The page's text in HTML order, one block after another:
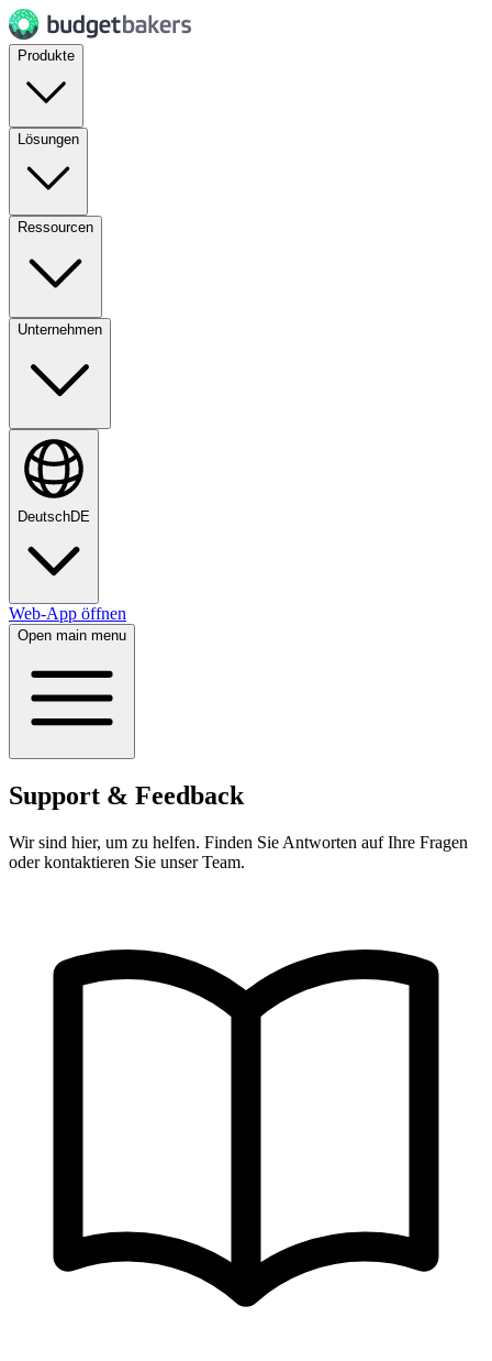
Produkte
Lösungen
Ressourcen
Unternehmen
DeutschDE
Web-App öffnen
Open main menu
Support & Feedback
Wir sind hier, um zu helfen. Finden Sie Antworten auf Ihre Fragen
oder kontaktieren Sie unser Team.